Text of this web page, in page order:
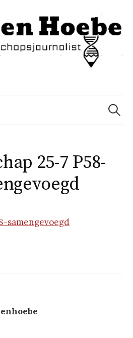
Zoeken
naar:
25-7 P58-
samengevoegd